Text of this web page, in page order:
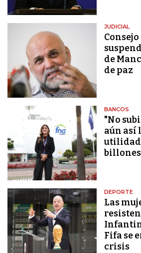
JUDICIAL
de
de paz
BANCOS
"No
aún así
billones
DEPORTE
Las
Fifa se
crisis